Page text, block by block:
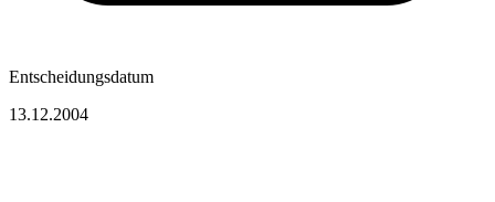
Entscheidungsdatum
13.12.2004